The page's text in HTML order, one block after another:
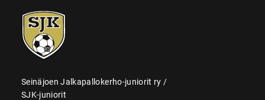
SJK-
juniorit
Seinäjoen Jalkapallokerho-juniorit ry /
SJK-juniorit